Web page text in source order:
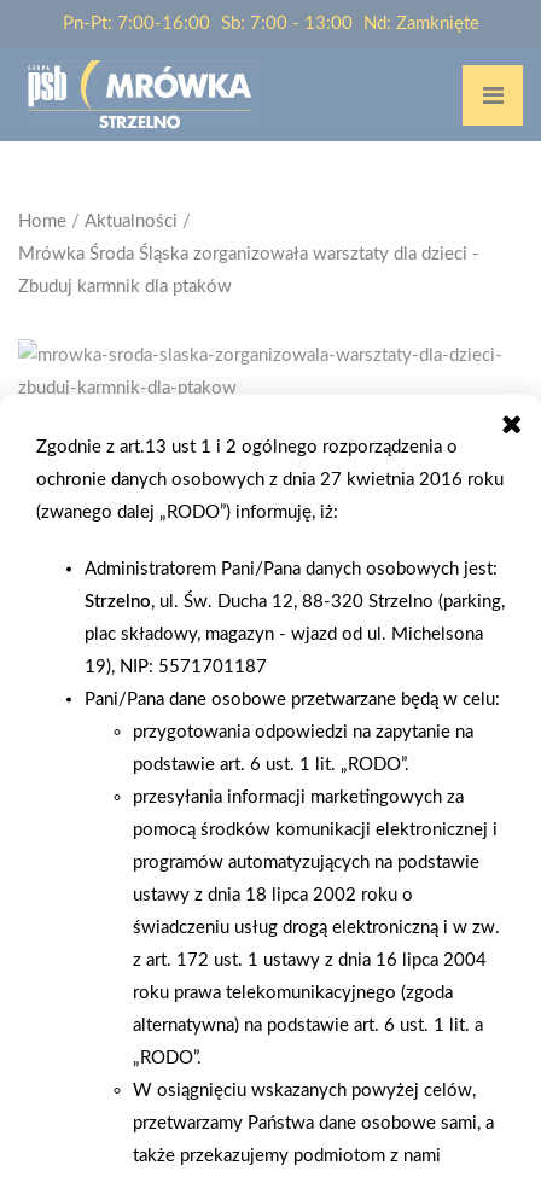
Pn-Pt: 7:00-16:00 Sb: 7:00 - 13:00 Nd: Zamknięte
Home / Aktualności /
Mrówka Środa Śląska zorganizowała warsztaty dla dzieci -
Zbuduj karmnik dla ptaków
2019-10-12
MRÓWKA ŚRODA ŚLĄSKA
ZORGANIZOWAŁA WARSZTATY DLA
12 października 2019 r. odbyły się Mrówkowe warsztaty dla
dzieci pt. „Zbuduj karmnik dla ptaków”, w sklepie Mrówka w
Środzie Śląskiej. Sklep zapewnił wszystkie potrzebne materiały,
dzięki czemu karmniki wyglądały znakomicie. Wykonane
konstrukcje dzieci zabrały do domu, aby stworzyć ptakom ich
zimowe cztery kąty. Akcja przebiegła rewelacyjnie, uśmiechy na
buziach dzieci – bezcenne.
AKTUALNOŚCI
Zgodnie z art.13 ust 1 i 2 ogólnego rozporządzenia o
ochronie danych osobowych z dnia 27 kwietnia 2016 roku
(zwanego dalej „RODO”) informuję, iż:
Administratorem Pani/Pana danych osobowych jest:
Strzelno, ul. Św. Ducha 12, 88-320 Strzelno (parking,
plac składowy, magazyn - wjazd od ul. Michelsona
19), NIP: 5571701187
Pani/Pana dane osobowe przetwarzane będą w celu:
przygotowania odpowiedzi na zapytanie na
podstawie art. 6 ust. 1 lit. „RODO”.
przesyłania informacji marketingowych za
pomocą środków komunikacji elektronicznej i
programów automatyzujących na podstawie
ustawy z dnia 18 lipca 2002 roku o
świadczeniu usług drogą elektroniczną i w zw.
z art. 172 ust. 1 ustawy z dnia 16 lipca 2004
roku prawa telekomunikacyjnego (zgoda
alternatywna) na podstawie art. 6 ust. 1 lit. a
„RODO”.
W osiągnięciu wskazanych powyżej celów,
przetwarzamy Państwa dane osobowe sami, a
także przekazujemy podmiotom z nami